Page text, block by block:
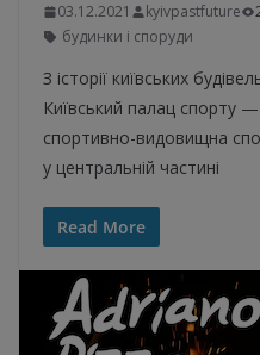
03.12.2021 kyivpastfuture
будинки і споруди
З історії київських
Київський палац спорту
спортивно-видовищна
у центральній частині
Read More